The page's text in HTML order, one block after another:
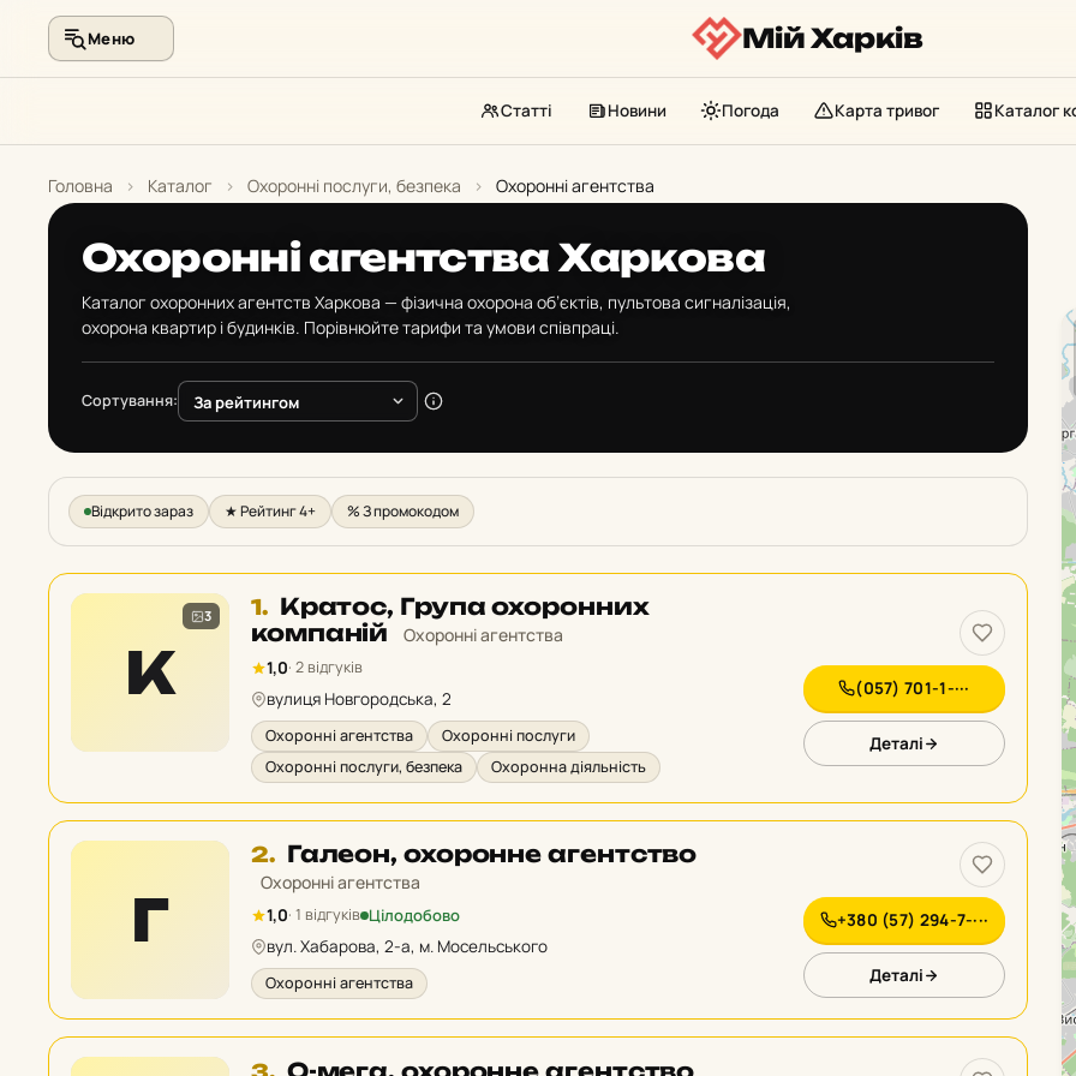
контенту
Меню Мій Харків
Статті Новини Погода Карта тривог Каталог
Головна › Каталог › Охоронні послуги, безпека › Охоронні агентства
Охоронні агентства Харкова
Каталог охоронних агентств Харкова — фізична охорона об’єктів, пультова сигналізація,
охорона квартир і будинків. Порівнюйте тарифи та умови співпраці.
Сортування:
Відкрито зараз ★ Рейтинг 4+ % З промокодом
К
3 1. Місце
1
у
рейтингу:
Кратос, Група охоронних
компаній
Охоронні агентства
1,0· 2 відгуків
вулиця Новгородська, 2
Охоронні агентства
Охоронні послуги
Охоронні послуги, безпека
Охоронна діяльність
(057) 701-1-···
Деталі
Г
2. Місце
2
у
рейтингу:
Галеон, охоронне агентство
Охоронні агентства
1,0· 1 відгуків Цілодобово
вул. Хабарова, 2-а, м. Мосельського
Охоронні агентства
+380 (57) 294-7-···
Деталі
Місце